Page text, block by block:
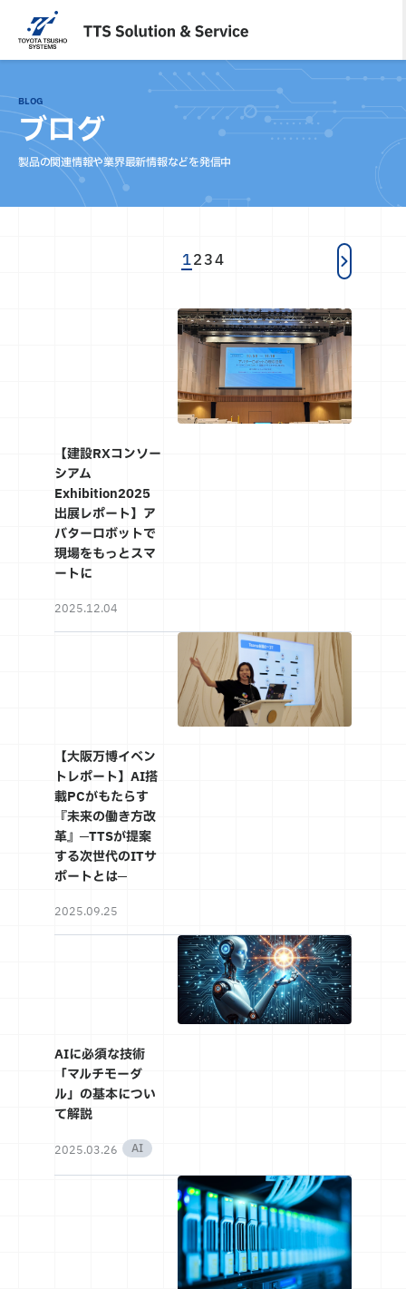
ッ
プ
BLOG
ブログ
製品の関連情報や業界最新情報などを発信中
1234
【建設RXコンソー
シアム
Exhibition2025
出展レポート】ア
バターロボットで
現場をもっとスマ
ートに
2025.12.04
【大阪万博イベン
トレポート】AI搭
載PCがもたらす
『未来の働き方改
革』─TTSが提案
する次世代のITサ
ポートとは─
2025.09.25
AIに必須な技術
「マルチモーダ
ル」の基本につい
て解説
2025.03.26 AI